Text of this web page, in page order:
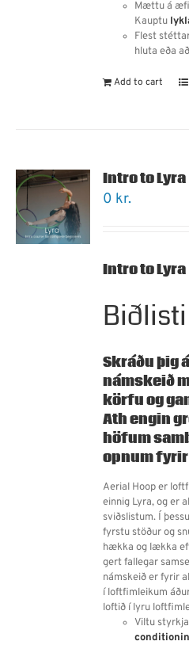
Mættu á
Kauptu
Flest
hluta eða
Add to cart
Intro to Lyra
0 kr.
Intro to
Biðlisti
Skráðu þig
námskeið
körfu og
Ath engin
höfum
opnum
Aerial Hoop er
einnig Lyra, og er
sviðslistum. Í
fyrstu stöður og
hækka og lækka
gert fallegar
námskeið er fyrir
í loftfimleikum
loftið í lyru
Viltu